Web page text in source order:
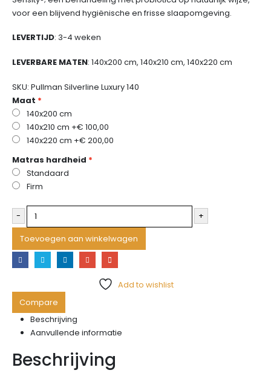
voor een blijvend hygiënische en frisse slaapomgeving.
LEVERTIJD: 3-4 weken
LEVERBARE MATEN: 140x200 cm, 140x210 cm, 140x220 cm
SKU: Pullman Silverline Luxury 140
Maat
140x200 cm
140x210 cm +€ 100,00
140x220 cm +€ 200,00
Matras hardheid
Standaard
Firm
-
+
Toevoegen aan winkelwagen
Add to wishlist
Compare
Beschrijving
Aanvullende informatie
Beschrijving